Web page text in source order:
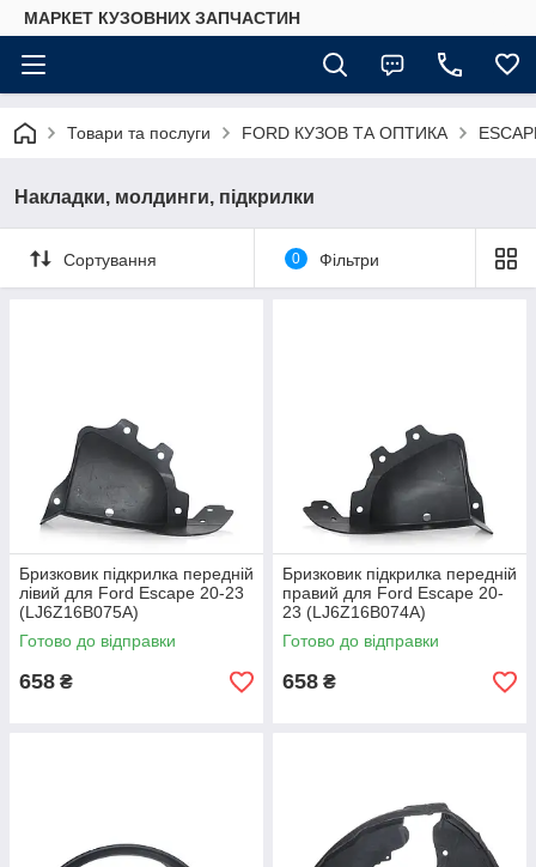
МАРКЕТ КУЗОВНИХ ЗАПЧАСТИН
Товари та послуги FORD КУЗОВ ТА ОПТИКА
Накладки, молдинги, підкрилки
Сортування 0 Фільтри
Бризковик підкрилка передній
лівий для Ford Escape 20-23
(LJ6Z16B075A)
Готово до відправки
658 ₴
Бризковик підкрилка передній
правий для Ford Escape 20-
23 (LJ6Z16B074A)
Готово до відправки
658 ₴